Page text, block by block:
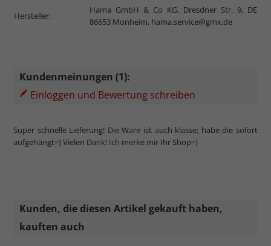
Hersteller:
Hama GmbH & Co KG, Dresdner Str. 9, DE
86653 Monheim, hama.service@gmx.de
Kundenmeinungen (1):
Einloggen und Bewertung schreiben
Super schnelle Lieferung! Die Ware ist auch klasse; habe die sofort
aufgehängt=) Vielen Dank! Ich merke mir Ihr Shop=)
Kunden, die diesen Artikel gekauft haben,
kauften auch